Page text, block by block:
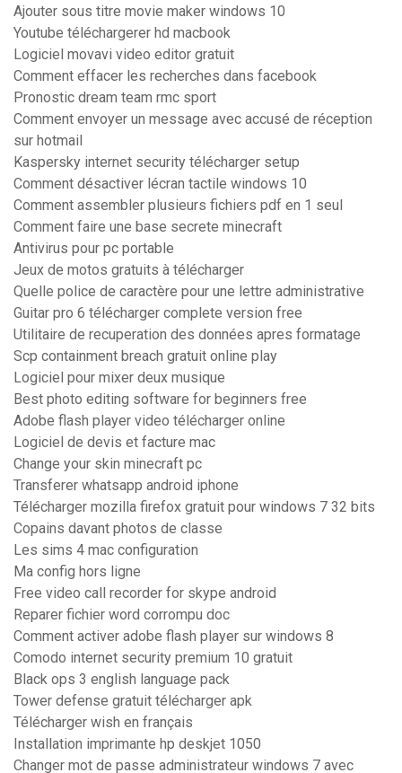
Ajouter sous titre movie maker windows 10
Youtube téléchargerer hd macbook
Logiciel movavi video editor gratuit
Comment effacer les recherches dans facebook
Pronostic dream team rmc sport
Comment envoyer un message avec accusé de réception
sur hotmail
Kaspersky internet security télécharger setup
Comment désactiver lécran tactile windows 10
Comment assembler plusieurs fichiers pdf en 1 seul
Comment faire une base secrete minecraft
Antivirus pour pc portable
Jeux de motos gratuits à télécharger
Quelle police de caractère pour une lettre administrative
Guitar pro 6 télécharger complete version free
Utilitaire de recuperation des données apres formatage
Scp containment breach gratuit online play
Logiciel pour mixer deux musique
Best photo editing software for beginners free
Adobe flash player video télécharger online
Logiciel de devis et facture mac
Change your skin minecraft pc
Transferer whatsapp android iphone
Télécharger mozilla firefox gratuit pour windows 7 32 bits
Copains davant photos de classe
Les sims 4 mac configuration
Ma config hors ligne
Free video call recorder for skype android
Reparer fichier word corrompu doc
Comment activer adobe flash player sur windows 8
Comodo internet security premium 10 gratuit
Black ops 3 english language pack
Tower defense gratuit télécharger apk
Télécharger wish en français
Installation imprimante hp deskjet 1050
Changer mot de passe administrateur windows 7 avec